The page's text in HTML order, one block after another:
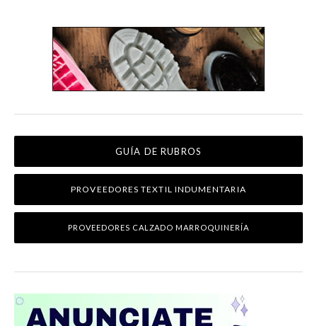
GUÍA DE RUBROS
PROVEEDORES TEXTIL INDUMENTARIA
PROVEEDORES CALZADO MARROQUINERÍA